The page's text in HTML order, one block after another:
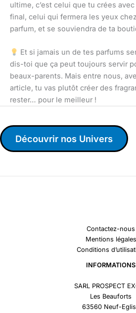
ultime, c’est celui que tu crées
final, celui qui fermera les yeux
parfum, et se souviendra de ta
Et si jamais un de tes parfums
dis-toi que ça peut toujours servir
beaux-parents. Mais entre nous,
article, tu vas plutôt créer des
rester… pour le meilleur !
Découvrir nos Univers
Contactez-nous
Mentions légales
Conditions
INFORMATIONS
SARL PROSPECT
Les Beauforts
63560 Neuf-